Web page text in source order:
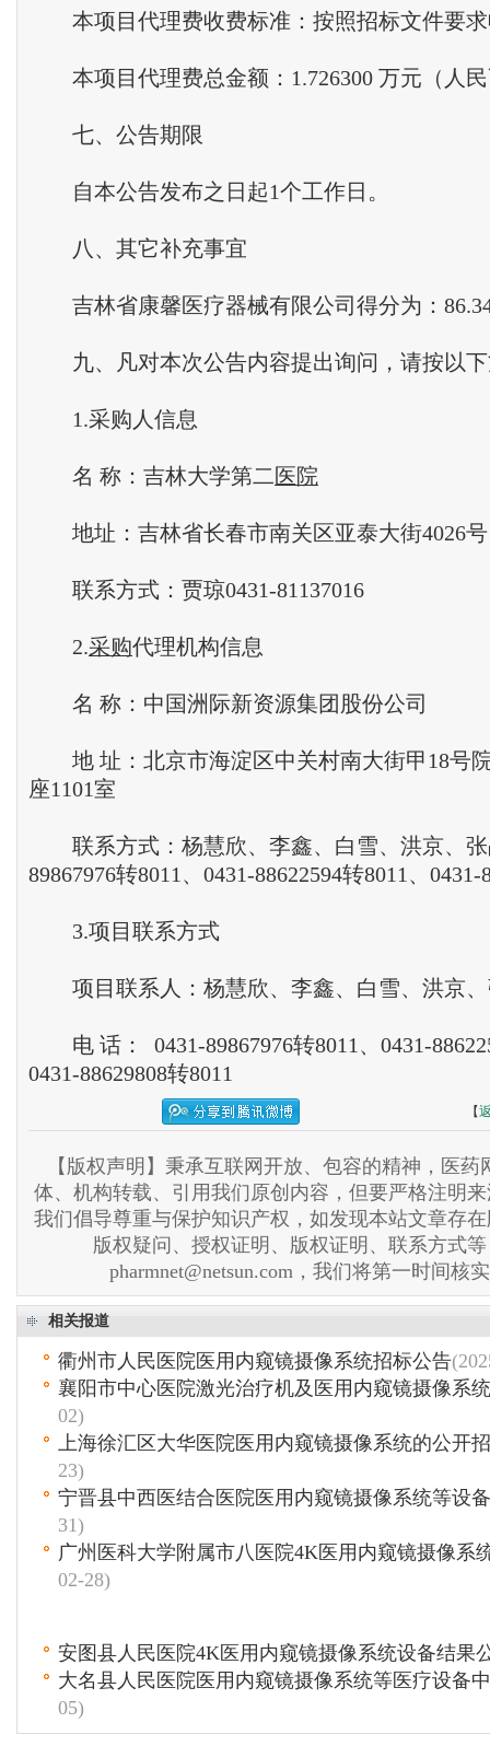
本项目代理费收费标准：按照招标文件要求
本项目代理费总金额：1.726300 万元（人
七、公告期限
自本公告发布之日起1个工作日。
八、其它补充事宜
吉林省康馨医疗器械有限公司得分为：
九、凡对本次公告内容提出询问，请按以下
1.采购人信息
名 称：吉林大学第二医院
地址：吉林省长春市南关区亚泰大街4026号
联系方式：贾琼0431-81137016
2.采购代理机构信息
名 称：中国洲际新资源集团股份公司
地 址：北京市海淀区中关村南大街甲18号
座1101室
联系方式：杨慧欣、李鑫、白雪、洪京、张
89867976转8011、0431-88622594转8011、0431-
3.项目联系方式
项目联系人：杨慧欣、李鑫、白雪、洪京、
电 话： 0431-89867976转8011、0431-
0431-88629808转8011
【
【版权声明】秉承互联网开放、包容的精神，医药
体、机构转载、引用我们原创内容，但要严格注明
我们倡导尊重与保护知识产权，如发现本站文章存
版权疑问、授权证明、版权证明、联系方式
pharmnet@netsun.com，我们将第一时间核
相关报道
衢州市人民医院医用内窥镜摄像系统招标公告
襄阳市中心医院激光治疗机及医用内窥镜摄像系
02)
上海徐汇区大华医院医用内窥镜摄像系统的公开
23)
宁晋县中西医结合医院医用内窥镜摄像系统等设
31)
广州医科大学附属市八医院4K医用内窥镜摄像系
02-28)
安图县人民医院4K医用内窥镜摄像系统设备结果
大名县人民医院医用内窥镜摄像系统等医疗设备
05)